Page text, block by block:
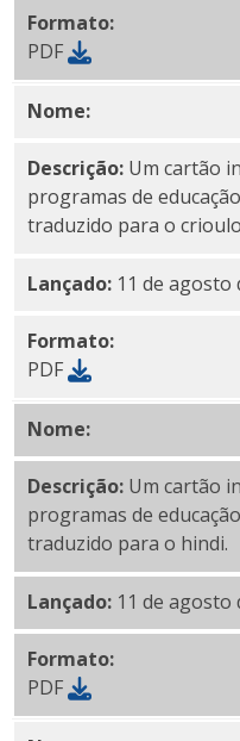
Formato:
PDF
Nome:Crioulo haitiano
Descrição: Um cartão
programas de
traduzido para o
Lançado: 11 de agosto
Formato:
PDF
Nome:PDF em hindi
Descrição: Um cartão
programas de
traduzido para o hindi.
Lançado: 11 de agosto
Formato:
PDF